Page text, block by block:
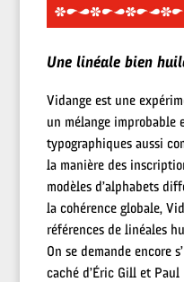
Une linéale bien
Vidange est une
un mélange improbable
typographiques aussi
la manière des
modèles d’alphabets
la cohérence globale,
références de linéales
On se demande encore
caché d’Éric Gill et Paul